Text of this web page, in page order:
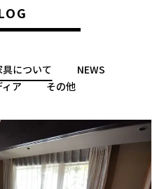
について
NEWS
ア その他